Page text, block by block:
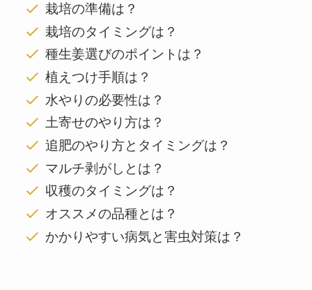
栽培の準備は？
栽培のタイミングは？
種生姜選びのポイントは？
植えつけ手順は？
水やりの必要性は？
土寄せのやり方は？
追肥のやり方とタイミングは？
マルチ剥がしとは？
収穫のタイミングは？
オススメの品種とは？
かかりやすい病気と害虫対策は？